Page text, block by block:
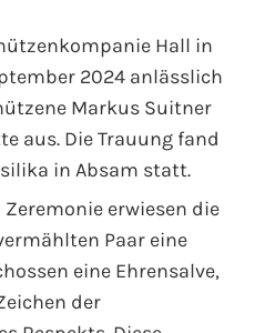
Hall in
2024 anlässlich
Markus Suitner
aus. Die Trauung fand
in Absam statt.
erwiesen die
Paar eine
eine Ehrensalve,
der